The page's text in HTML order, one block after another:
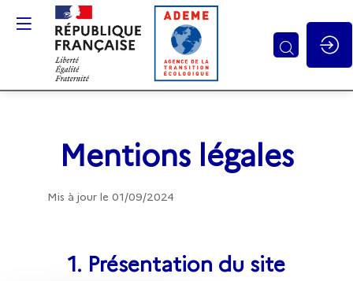
Mentions légales
Mis à jour le 01/09/2024
1. Présentation du site
Gestion des cookies